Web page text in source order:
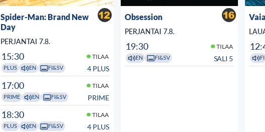
Spider-Man: Brand New
Day
PERJANTAI 7.8.
15:30 TILAA
PLUS EN FI&SV 4 PLUS
17:00 TILAA
PRIME EN FI&SV PRIME
18:30 TILAA
PLUS EN FI&SV 4 PLUS
Obsession
PERJANTAI 7.8.
19:30 TILAA
EN FI&SV SALI 5 FI